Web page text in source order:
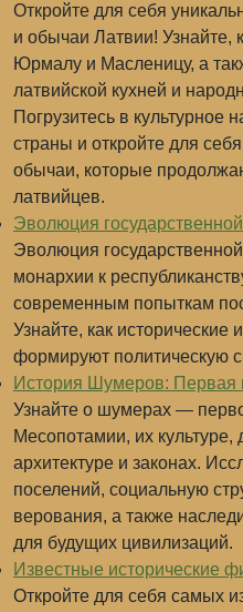
Откройте для себя
и обычаи Латвии! Узнайте,
Юрмалу и Масленицу, а
латвийской кухней и
Погрузитесь в культурное
страны и откройте для
обычаи, которые
латвийцев.
Эволюция
Эволюция
монархии к
современным попыткам
Узнайте, как
формируют политическую
История Шумеров: Первая
Узнайте о шумерах —
Месопотамии, их культуре,
архитектуре и законах.
поселений, социальную
верования, а также
для будущих цивилизаций.
Известные исторические
Откройте для себя самых